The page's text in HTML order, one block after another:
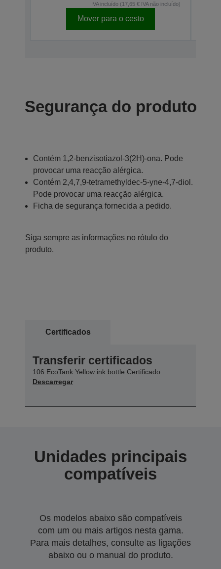
IVA incluído (17,65 € IVA não incluído)
Mover para o cesto
Segurança do produto
Contém 1,2-benzisotiazol-3(2H)-ona. Pode
provocar uma reacção alérgica.
Contém 2,4,7,9-tetramethyldec-5-yne-4,7-diol.
Pode provocar uma reacção alérgica.
Ficha de segurança fornecida a pedido.
Siga sempre as informações no rótulo do
produto.
Certificados
Transferir certificados
106 EcoTank Yellow ink bottle Certificado
Descarregar
Unidades principais
compatíveis
Os modelos abaixo são compatíveis
com um ou mais artigos nesta gama.
Para mais detalhes, consulte as ligações
abaixo ou o manual do produto.